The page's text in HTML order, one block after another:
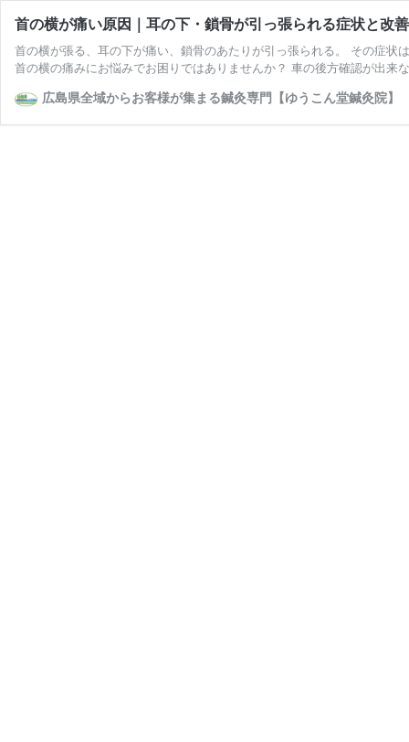
首の横が痛い原因｜耳の下・鎖骨が引っ張られる症状と改
首の横が張る、耳の下が痛い、鎖骨のあたりが引っ張られる。 その症
首の横の痛みにお悩みでお困りではありませんか？ 車の後方確認が出
広島県全域からお客様が集まる鍼灸専門【ゆうこん堂鍼灸院】